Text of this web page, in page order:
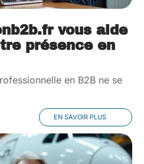
vous aide
présence en
en B2B ne se
EN SAVOIR PLUS